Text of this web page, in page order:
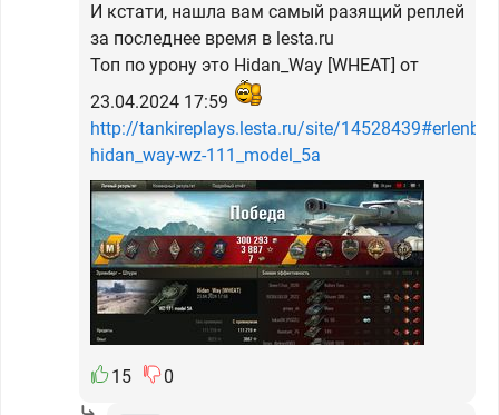
И кстати, нашла вам самый разящий реплей
за последнее время в lesta.ru
Топ по урону это Hidan_Way [WHEAT] от
23.04.2024 17:59
http://tankireplays.lesta.ru/site/
hidan_way-wz-111_model_5a
15 0